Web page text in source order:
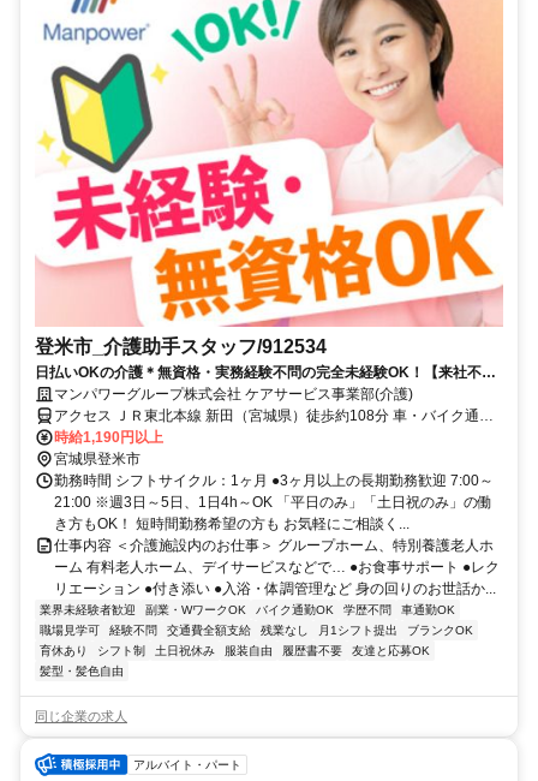
登米市_介護助手スタッフ/912534
日払いOKの介護＊無資格・実務経験不問の完全未経験OK！【来社不
要！WEB・電話登録OK】
マンパワーグループ株式会社 ケアサービス事業部(介護)
アクセス ＪＲ東北本線 新田（宮城県）徒歩約108分 車・バイク通勤
OK（派遣先による）
時給1,190円以上
宮城県登米市
勤務時間 シフトサイクル：1ヶ月 ●3ヶ月以上の長期勤務歓迎 7:00～
21:00 ※週3日～5日、1日4h～OK 「平日のみ」「土日祝のみ」の働
き方もOK！ 短時間勤務希望の方も お気軽にご相談く...
仕事内容 ＜介護施設内のお仕事＞ グループホーム、特別養護老人ホ
ーム 有料老人ホーム、デイサービスなどで… ●お食事サポート ●レク
リエーション ●付き添い ●入浴・体調管理など 身の回りのお世話か...
業界未経験者歓迎 副業・WワークOK バイク通勤OK 学歴不問
車通勤OK
職場見学可
経験不問 交通費全額支給 残業なし 月1シフト提出
ブランクOK
育休あり
シフト制 土日祝休み 服装自由 履歴書不要
友達と応募OK
髪型・髪色自由
同じ企業の求人
アルバイト・パート